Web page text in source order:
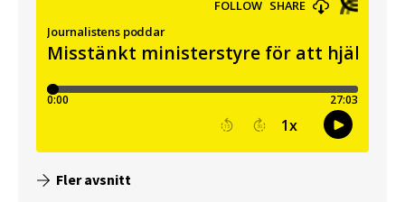
Fler avsnitt